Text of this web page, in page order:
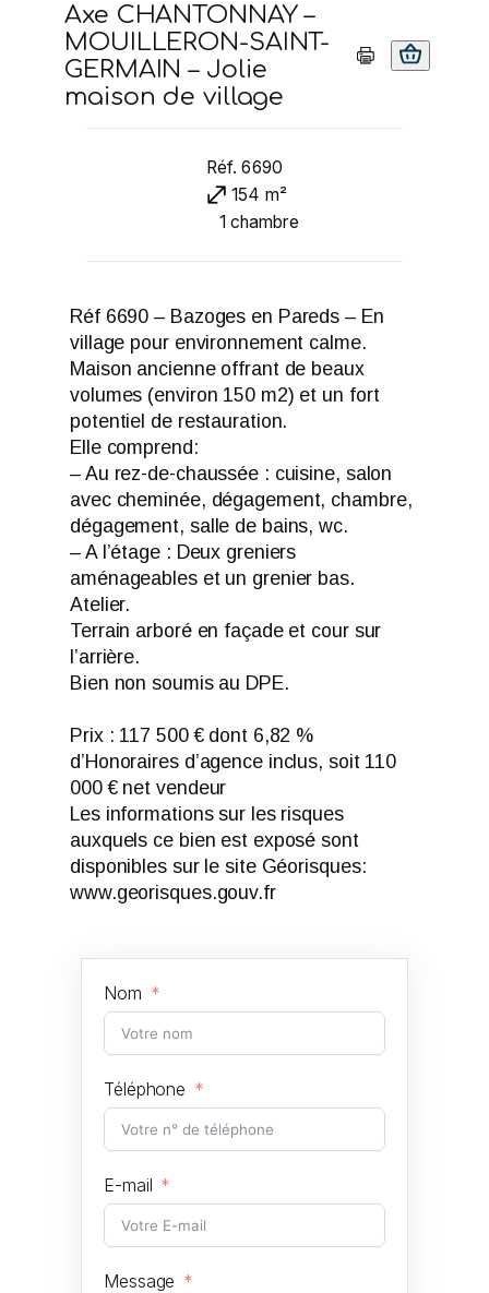
Axe CHANTONNAY –
MOUILLERON-SAINT-
GERMAIN – Jolie
maison de village
Réf. 6690
154 m²
1 chambre
Réf 6690 – Bazoges en Pareds – En
village pour environnement calme.
Maison ancienne offrant de beaux
volumes (environ 150 m2) et un fort
potentiel de restauration.
Elle comprend:
– Au rez-de-chaussée : cuisine, salon
avec cheminée, dégagement, chambre,
dégagement, salle de bains, wc.
– A l’étage : Deux greniers
aménageables et un grenier bas.
Atelier.
Terrain arboré en façade et cour sur
l’arrière.
Bien non soumis au DPE.
Prix : 117 500 € dont 6,82 %
d’Honoraires d’agence inclus, soit 110
000 € net vendeur
Les informations sur les risques
auxquels ce bien est exposé sont
disponibles sur le site Géorisques:
www.georisques.gouv.fr
Nom
Téléphone
E-mail
Message